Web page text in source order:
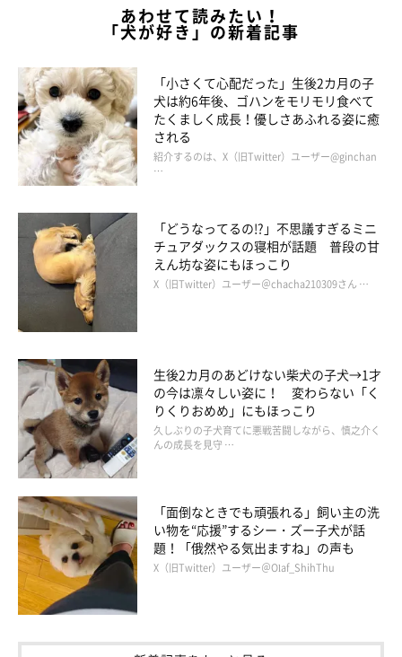
に、気管虚脱のわんこの飼い主さんが「首輪は厳禁なので、ハー
ロたんは、仕方なく首輪を使うと言う選択肢がありますが、気管
虚脱をはじめ、健康上の理由でハーネスを選択するわんこも多い
ですよね。
選択肢が増えますように
あわせて読みたい！
「犬が好き」の新着記事
「小さくて心配だった」生後2カ月の子
犬は約6年後、ゴハンをモリモリ食べて
たくましく成長！優しさあふれる姿に癒
される
紹介するのは、X（旧Twitter）ユーザー@ginchan
…
「どうなってるの!?」不思議すぎるミニ
チュアダックスの寝相が話題 普段の甘
えん坊な姿にもほっこり
X（旧Twitter）ユーザー＠chacha210309さん …
生後2カ月のあどけない柴犬の子犬→1才
の今は凛々しい姿に！ 変わらない「く
りくりおめめ」にもほっこり
久しぶりの子犬育てに悪戦苦闘しながら、慎之介く
んの成長を見守 …
「面倒なときでも頑張れる」飼い主の洗
い物を“応援”するシー・ズー子犬が話
題！「俄然やる気出ますね」の声も
X（旧Twitter）ユーザー＠Olaf_ShihThu